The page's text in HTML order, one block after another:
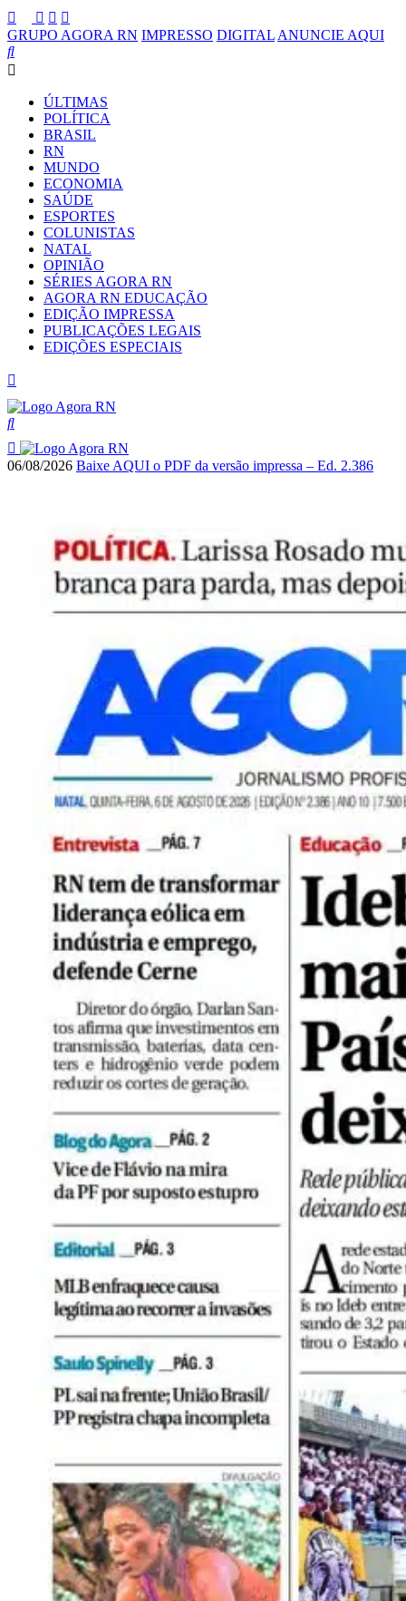
GRUPO AGORA RN IMPRESSO DIGITAL ANUNCIE AQUI
ÚLTIMAS
POLÍTICA
BRASIL
RN
MUNDO
ECONOMIA
SAÚDE
ESPORTES
COLUNISTAS
NATAL
OPINIÃO
SÉRIES AGORA RN
AGORA RN EDUCAÇÃO
EDIÇÃO IMPRESSA
PUBLICAÇÕES LEGAIS
EDIÇÕES ESPECIAIS
06/08/2026 Baixe AQUI o PDF da versão impressa – Ed. 2.386